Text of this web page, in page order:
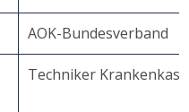
AOK-Bundesverband
Techniker